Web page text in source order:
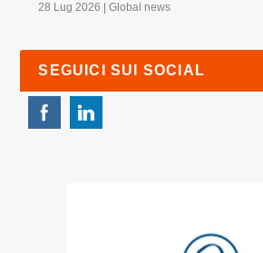
28 Lug 2026 |Global news
SEGUICI SUI SOCIAL